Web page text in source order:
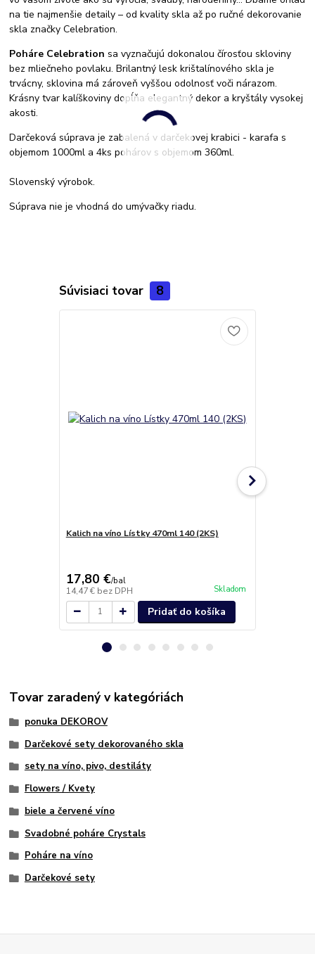
na tie najmenšie detaily – od kvality skla až po ručné dekorovanie
skla značky Celebration.
Poháre Celebration sa vyznačujú dokonalou čírosťou skloviny
bez mliečneho povlaku. Brilantný lesk krištalínového skla je
trvácny, sklovina má zároveň vyššou odolnosť voči nárazom.
Krásny tvar kalíškoviny dopĺňa elegantný dekor a kryštály vysokej
akosti.
Darčeková súprava je zabalená v darčekovej krabici - karafa s
objemom 1000ml a 4ks pohárov s objemom 360ml.
Slovenský výrobok.
Súprava nie je vhodná do umývačky riadu.
Súvisiaci tovar 8
Kalich na víno Lístky 470ml 140 (2KS)
17,80 €/bal
14,47 € bez DPH Skladom
Pridať do košíka
Tovar zaradený v kategóriách
ponuka DEKOROV
Darčekové sety dekorovaného skla
sety na víno, pivo, destiláty
Flowers / Kvety
biele a červené víno
Svadobné poháre Crystals
Poháre na víno
Darčekové sety